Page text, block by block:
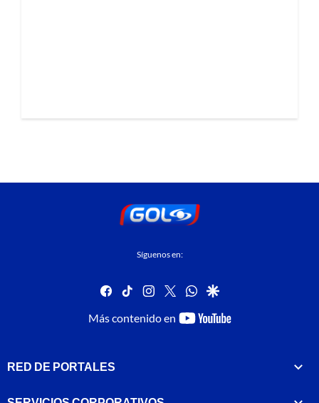
Síguenos en:
facebook
tiktok instagram
twitterwhatsapp
google
Más contenido en
youtube-
RED DE PORTALES